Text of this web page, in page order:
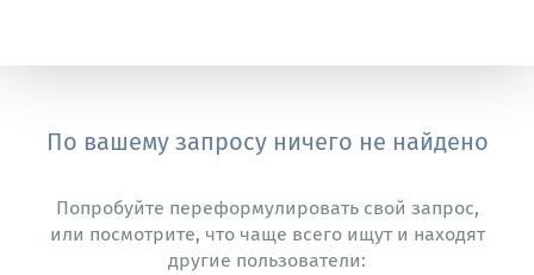
По вашему запросу ничего не найдено
Попробуйте переформулировать свой запрос,
или посмотрите, что чаще всего ищут и находят
другие пользователи: